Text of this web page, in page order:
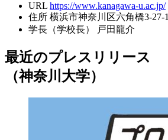
URL https://www.kanagawa-u.ac.jp/
住所 横浜市神奈川区六角橋3-27-1
学長（学校長）
戸田龍介
最近のプレスリリース
（神奈川大学）